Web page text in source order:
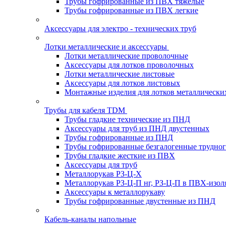
Трубы гофрированные из ПВХ легкие
Аксессуары для электро - технических труб
Лотки металлические и аксессуары
Лотки металлические проволочные
Аксессуары для лотков проволочных
Лотки металлические листовые
Аксессуары для лотков листовых
Монтажные изделия для лотков
Трубы для кабеля TDM
Трубы гладкие технические из ПНД
Аксессуары для труб из ПНД двустенных
Трубы гофрированные из ПНД
Трубы гофрированные безгалогенные
Трубы гладкие жесткие из ПВХ
Аксессуары для труб
Металлорукав РЗ-Ц-Х
Металлорукав РЗ-Ц-П нг, РЗ-Ц-П в ПВХ-
Аксессуары к металлорукаву
Трубы гофрированные двустенные из ПНД
Кабель-каналы напольные